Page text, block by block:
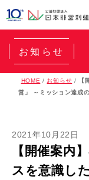
お知らせ
HOME / お知らせ /
【
営」 ～ミッション達成
2021年10月22日
【開催案内
スを意識し